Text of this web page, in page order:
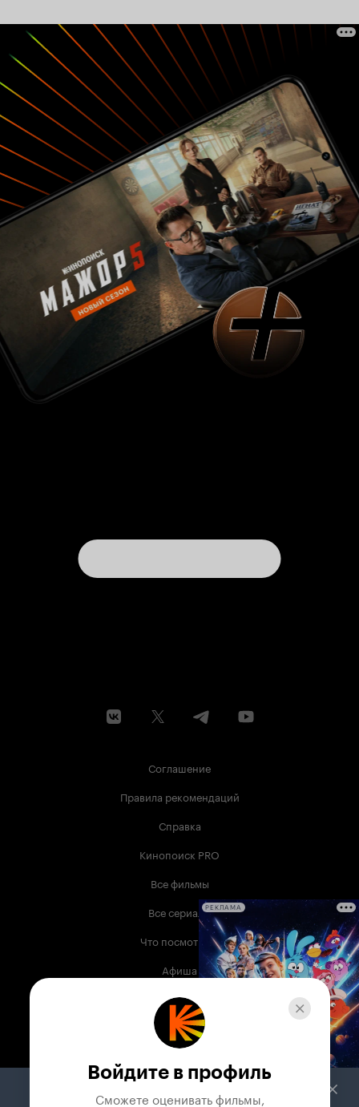
Соглашение
Правила рекомендаций
Справка
Кинопоиск PRO
Все фильмы
Все сериалы
Что посмотреть
Афиша
Музыка
Телепрограмма
Служба поддержки
РЕКЛАМА
Войдите в профиль
Сможете оценивать фильмы,